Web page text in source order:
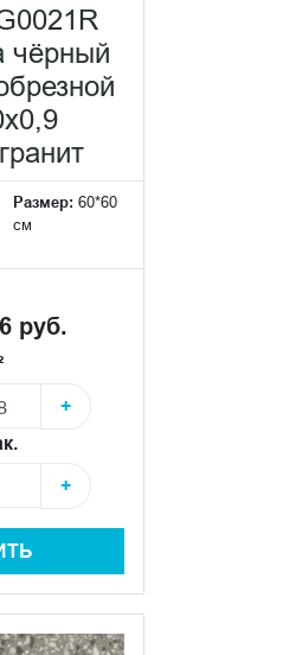
чёрный
Размер: 60*60
см
руб.
+
+